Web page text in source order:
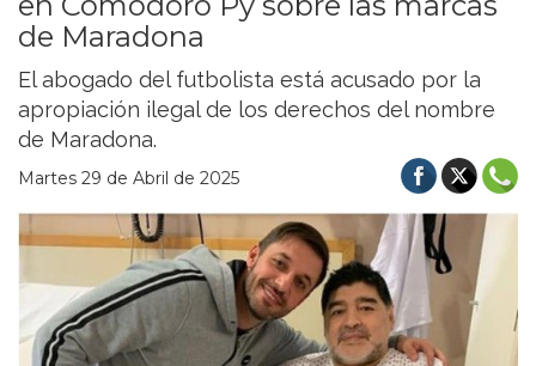
de Maradona
El abogado del futbolista está acusado por la
apropiación ilegal de los derechos del nombre
de Maradona.
Martes 29 de Abril de 2025